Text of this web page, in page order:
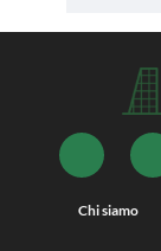
Chi siamo